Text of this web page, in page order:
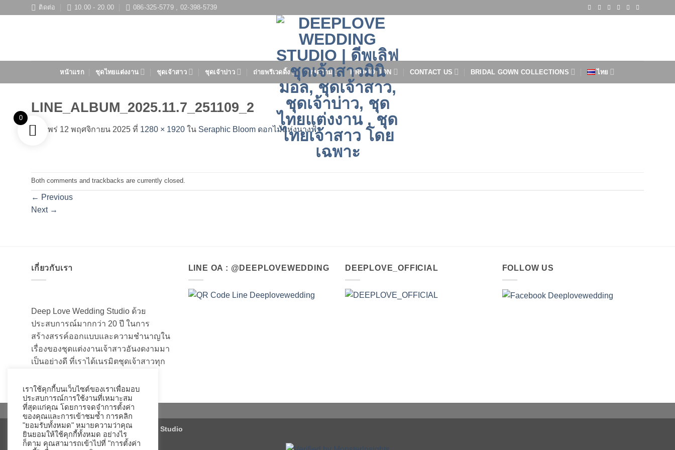
ติดต่อ 10.00 - 20.00 086-325-5779 , 02-398-5739
หน้าแรก ชุดไทยแต่งงาน ชุดเจ้าสาว ชุดเจ้าบ่าว ถ่ายพรีเวดดิ้ง บทความ PROMOTION CONTACT US BRIDAL GOWN COLLECTIONS ไทย
LINE_ALBUM_2025.11.7_251109_2
เผยแพร่ 12 พฤศจิกายน 2025 ที่ 1280 × 1920 ใน Seraphic Bloom ดอกไม้แห่งนางฟ้า
Both comments and trackbacks are currently closed.
← Previous
Next →
เกี่ยวกับเรา
Deep Love Wedding Studio ด้วย
ประสบการณ์มากกว่า 20 ปี ในการ
สร้างสรรค์ออกแบบและความชำนาญใน
เรื่องของชุดแต่งงานเจ้าสาวอันงดงามมา
เป็นอย่างดี ที่เราได้เนรมิตชุดเจ้าสาวทุก
LINE OA : @DEEPLOVEWEDDING DEEPLOVE_OFFICIAL FOLLOW US
Copyright 2026 ©Deep Love Wedding Studio
เราใช้คุกกี้บนเว็บไซต์ของเราเพื่อมอบ
ประสบการณ์การใช้งานที่เหมาะสม
ที่สุดแก่คุณ โดยการจดจำการตั้งค่า
ของคุณและการเข้าชมซ้ำ การคลิก
"ยอมรับทั้งหมด" หมายความว่าคุณ
ยินยอมให้ใช้คุกกี้ทั้งหมด อย่างไร
ก็ตาม คุณสามารถเข้าไปที่ "การตั้งค่า
0